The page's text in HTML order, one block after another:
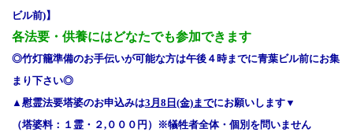
ビル前)】
各法要・供養にはどなたでも参加できます
◎竹灯籠準備のお手伝いが可能な方は午後４時までに青葉ビル前にお集
まり下さい◎
▲慰霊法要塔婆のお申込みは3月8日(金)までにお願いします▼
（塔婆料：１霊・２,０００円）※犠牲者全体・個別を問いません